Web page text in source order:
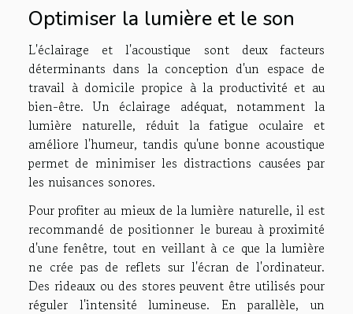
Optimiser la lumière et le son
L'éclairage et l'acoustique sont deux facteurs
déterminants dans la conception d'un espace de
travail à domicile propice à la productivité et au
bien-être. Un éclairage adéquat, notamment la
lumière naturelle, réduit la fatigue oculaire et
améliore l'humeur, tandis qu'une bonne acoustique
permet de minimiser les distractions causées par
les nuisances sonores.
Pour profiter au mieux de la lumière naturelle, il est
recommandé de positionner le bureau à proximité
d'une fenêtre, tout en veillant à ce que la lumière
ne crée pas de reflets sur l'écran de l'ordinateur.
Des rideaux ou des stores peuvent être utilisés pour
réguler l'intensité lumineuse. En parallèle, un